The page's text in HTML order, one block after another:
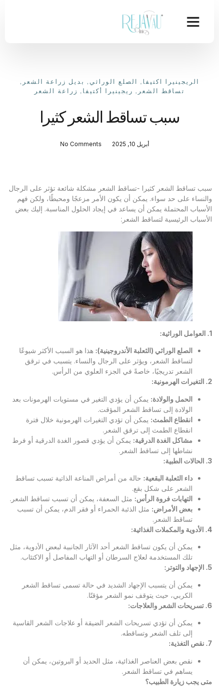
الريجينيرا اكتيفا , الصلع الوراثي , بديل زراعة الشعر ,
تساقط الشعر , ريجينيرا أكتيفا , زراعة الشعر
سبب تساقط الشعر كثيرا
أبريل 10, 2025 No Comments
سبب تساقط الشعر كثيرا -تساقط الشعر مشكلة شائعة تؤثر على الرجال
والنساء على حد سواء. يمكن أن يكون الأمر مزعجًا ومحبطًا، ولكن فهم
الأسباب المحتملة يمكن أن يساعد في إيجاد الحلول المناسبة. إليك بعض
الأسباب الرئيسية لتساقط الشعر:
1. العوامل الوراثية:
الصلع الوراثي (الثعلبة الأندروجينية): هذا هو السبب الأكثر شيوعًا
لتساقط الشعر، ويؤثر على الرجال والنساء. يتسبب في ترقق
الشعر تدريجيًا، خاصةً في الجزء العلوي من الرأس.
2. التغيرات الهرمونية:
الحمل والولادة: يمكن أن يؤدي التغير في مستويات الهرمونات بعد
الولادة إلى تساقط الشعر المؤقت.
انقطاع الطمث: يمكن أن تؤدي التغيرات الهرمونية خلال فترة
انقطاع الطمث إلى ترقق الشعر.
مشاكل الغدة الدرقية: يمكن أن يؤدي قصور الغدة الدرقية أو فرط
نشاطها إلى تساقط الشعر.
3. الحالات الطبية:
داء الثعلبة البقعية: حالة من أمراض المناعة الذاتية تسبب تساقط
الشعر على شكل بقع.
التهابات فروة الرأس: مثل السعفة، يمكن أن تسبب تساقط الشعر.
بعض الأمراض: مثل الذئبة الحمراء أو فقر الدم، يمكن أن تسبب
تساقط الشعر.
4. الأدوية والمكملات الغذائية:
يمكن أن يكون تساقط الشعر أحد الآثار الجانبية لبعض الأدوية، مثل
تلك المستخدمة لعلاج السرطان أو التهاب المفاصل أو الاكتئاب.
5. الإجهاد والتوتر :
يمكن أن يتسبب الإجهاد الشديد في حالة تسمى تساقط الشعر
الكربي، حيث يتوقف نمو الشعر مؤقتًا.
6. تسريحات الشعر والعلاجات:
يمكن أن تؤدي تسريحات الشعر الضيقة أو علاجات الشعر القاسية
إلى تلف الشعر وتساقطه.
7. نقص التغذية:
نقص بعض العناصر الغذائية، مثل الحديد أو البروتين، يمكن أن
يساهم في تساقط الشعر.
متى يجب زيارة الطبيب؟